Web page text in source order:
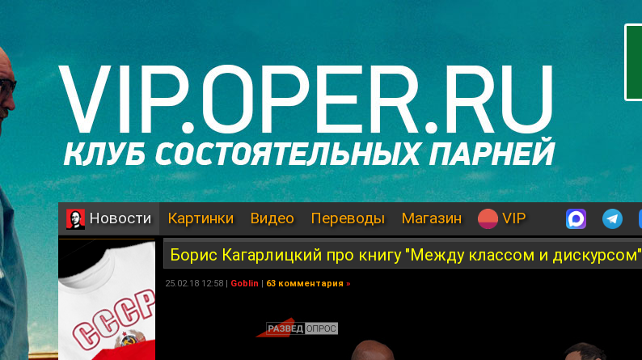
Новости Картинки Видео Переводы Магазин VIP
Борис Кагарлицкий про книгу "Между классом и дискурсом"
25.02.18 12:58 | Goblin | 63 комментария »